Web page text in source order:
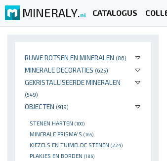
MINERALY.nl CATALOGUS
RUWE ROTSEN EN MINERALEN (86)
MINERALE DECORATIES (625)
GEKRISTALLISEERDE MINERALEN
(549)
OBJECTEN (919)
STENEN HARTEN (100)
MINERALE PRISMA'S (165)
KIEZELS EN TUIMELDE STENEN (224)
PLAKJES EN BORDEN (186)